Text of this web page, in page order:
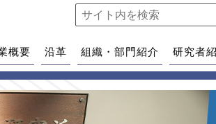
概要 沿革 組織・部門紹介 研究者